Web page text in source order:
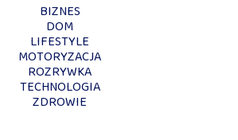
BIZNES
DOM
LIFESTYLE
MOTORYZACJA
ROZRYWKA
TECHNOLOGIA
ZDROWIE